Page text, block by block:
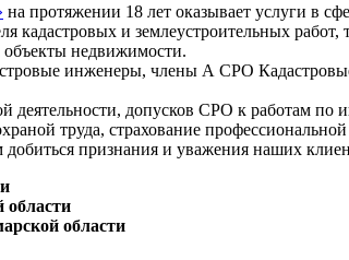
на протяжении 18 лет оказывает услуги в
кадастровых и землеустроительных
недвижимости.
инженеры, члены А СРО
деятельности, допусков СРО к работам
труда, страхование
признания и уважения наших
области
области